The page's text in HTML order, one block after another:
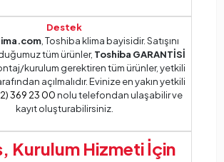
Destek
, Toshiba klima bayisidir. Satışını
tüm ürünler, Toshiba GARANTİSİ
kurulum gerektiren tüm ürünler, yetkili
açılmalıdır. Evinize en yakın yetkili
369 23 00nolu telefondan ulaşabilir ve
kayıt oluşturabilirsiniz.
Kurulum Hizmeti İçin